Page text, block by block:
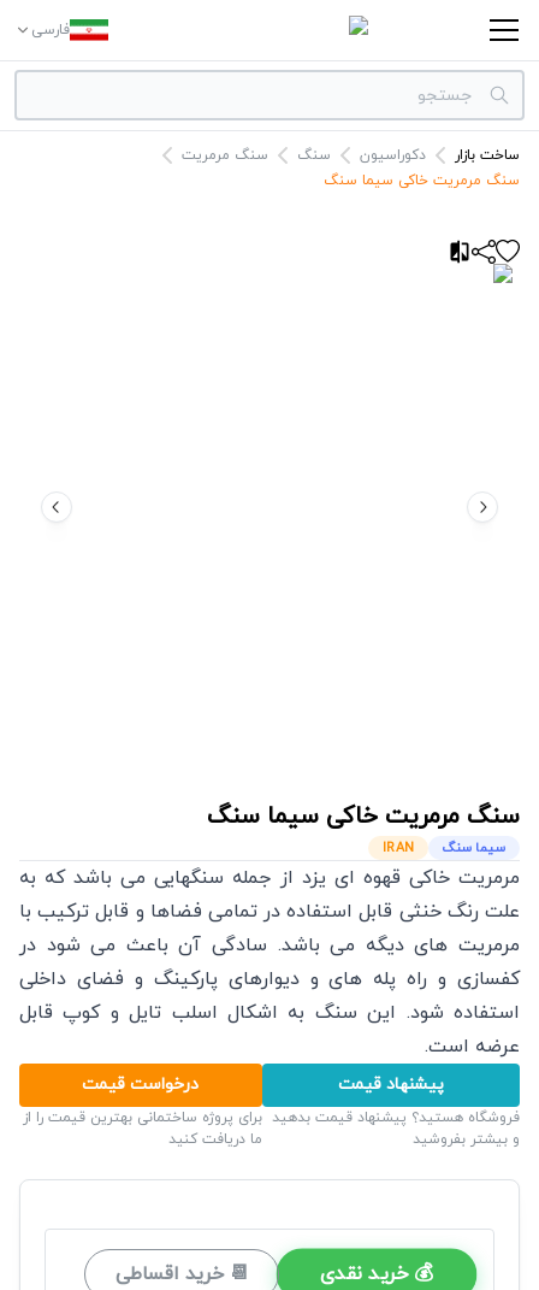
فارسی
دسته بندی‌ها
ساخت بازار دکوراسیون سنگ
سنگ مرمریت
سنگ مرمریت خاکی سیما سنگ
سنگ مرمریت خاکی سیما سنگ
سیما سنگ IRAN
مرمریت خاکی قهوه ای یزد از جمله سنگهایی می باشد که به
علت رنگ خنثی قابل استفاده در تمامی فضاها و قابل ترکیب با
مرمریت های دیگه می باشد. سادگی آن باعث می شود در
کفسازی و راه پله های و دیوارهای پارکینگ و فضای داخلی
استفاده شود. این سنگ به اشکال اسلب تایل و کوپ قابل
عرضه است.
پیشنهاد قیمت
فروشگاه هستید؟ پیشنهاد قیمت بدهید
و بیشتر بفروشید
درخواست قیمت
برای پروژه ساختمانی بهترین قیمت را از
ما دریافت کنید
💰 خرید نقدی 📆 خرید اقساطی